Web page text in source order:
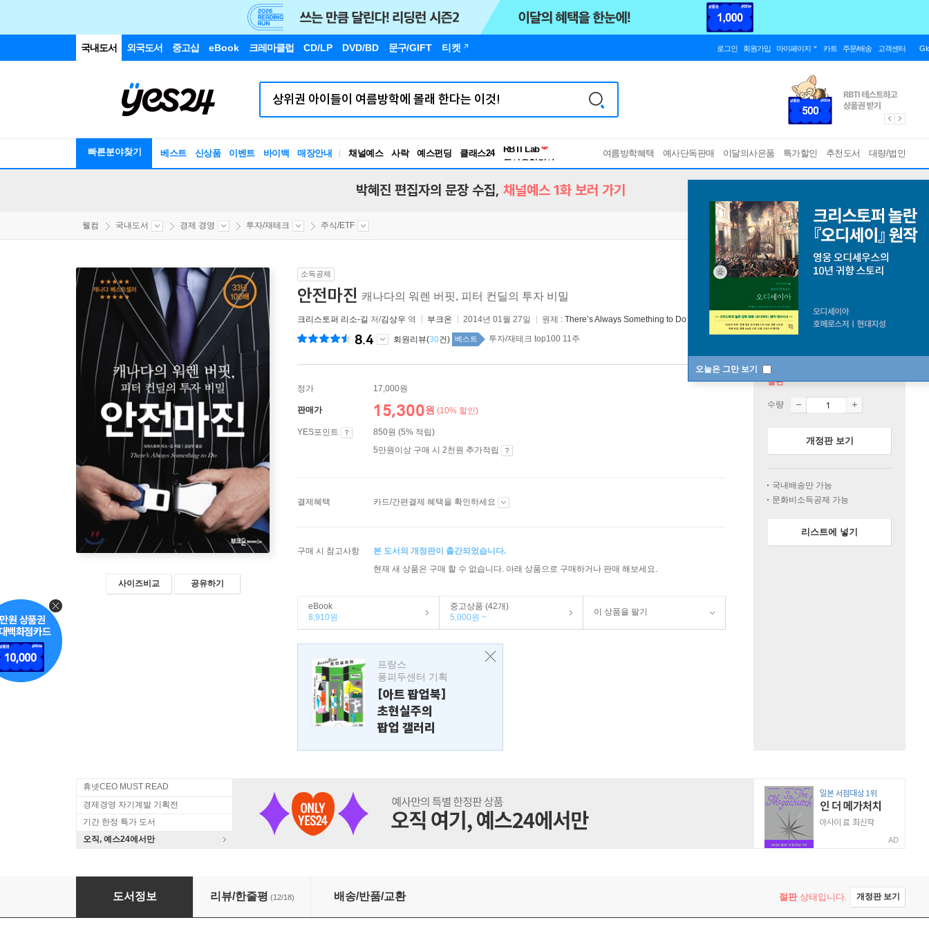
국내도서 외국도서 중고샵 eBook 크레마클럽 CD/LP DVD/BD 문구/GIFT 티켓 로그인 회원가입 마이페이지 카트 주문/배송 고객센터
빠른분야찾기 베스트 신상품 이벤트 바이백 매장안내 채널예스 사락 예스펀딩 클래스24
독서유형검사
여름방학혜택 예사단독판매 이달의사은품 특가할인 추천도서 대량/법인
오늘은 그만 보기
박혜진 편집자의 문장 수집, 채널예스 1화 보러 가기
웰컴 국내도서 경제 경영 투자/재테크 주식/ETF
사이즈비교 공유하기
소득공제
안전마진 캐나다의 워렌 버핏, 피터 컨딜의 투자 비밀
크리스토퍼 리소-길 저/김상우 역 부크온 2014년 01월 27일 원제 : There’s Always Something to Do
8.4 회원리뷰(30건) 베스트 투자/재테크 top100 11주
정가 17,000원
판매가 15,300원 (10% 할인)
YES포인트
850원 (5% 적립)
5만원이상 구매 시 2천원 추가적립
결제혜택 카드/간편결제 혜택을 확인하세요
구매 시 참고사항
본 도서의 개정판이 출간되었습니다.
현재 새 상품은 구매 할 수 없습니다. 아래 상품으로 구매하거나 판매 해보세요.
eBook
8,910원
중고상품 (42개)
5,000원 ~
이 상품을 팔기
프랑스
퐁피두센터 기획
[아트 팝업북]
초현실주의
팝업 갤러리
절판
수량
개정판 보기
국내배송만 가능
문화비소득공제 가능
리스트에 넣기
휴넷CEO MUST READ
경제경영 자기계발 기획전
기간 한정 특가 도서
오직, 예스24에서만
AD
안전마진
도서정보 리뷰/한줄평 (12/18) 배송/반품/교환 절판상태입니다. 개정판 보기